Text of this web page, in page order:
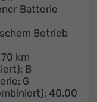
Batterie
Betrieb
70 km
B
G
40,00